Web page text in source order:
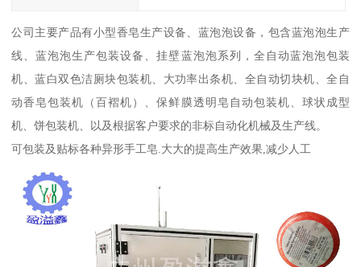
公司主要产品有小型香皂生产设备、蓝泡泡设备，包含蓝泡泡生产
线、蓝泡泡生产包装设备、挂壁蓝泡泡系列，全自动蓝泡泡包装
机、蓝白双色洁厕块包装机、大功率出条机、全自动切块机、全自
动香皂包装机（百褶机）、保鲜膜透明皂自动包装机、球状成型
机、饼包装机、以及根据客户要求的非标自动化机械及生产线。
可包装及贴标各种异形手工皂.大大的提高生产效果,减少人工